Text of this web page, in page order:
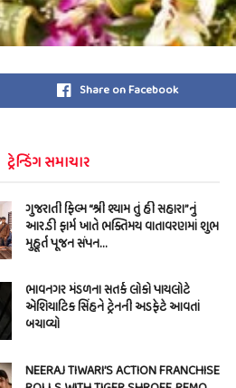
Share on Facebook
ટ્રેન્ડિંગ સમાચાર
ગુજરાતી ફિલ્મ “શ્રી શ્યામ તું હી સહારા”નું
આર.ડી ફાર્મ ખાતે ભક્તિમય વાતાવરણમાં શુભ
મુહૂર્ત પૂજન સંપન…
ભાવનગર મંડળના સતર્ક લોકો પાયલોટે
એશિયાટિક સિંહને ટ્રેનની અડફેટે આવતાં
બચાવ્યો
NEERAJ TIWARI’S ACTION FRANCHISE